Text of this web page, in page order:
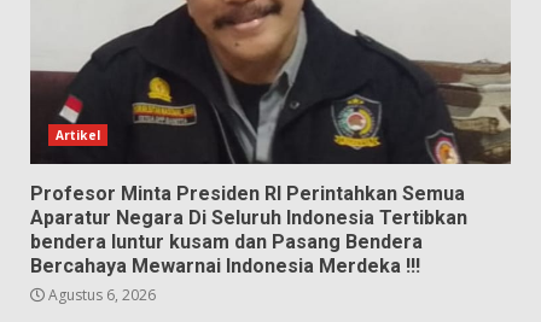
Artikel
Profesor Minta Presiden RI Perintahkan Semua
Aparatur Negara Di Seluruh Indonesia Tertibkan
bendera luntur kusam dan Pasang Bendera
Bercahaya Mewarnai Indonesia Merdeka !!!
Agustus 6, 2026